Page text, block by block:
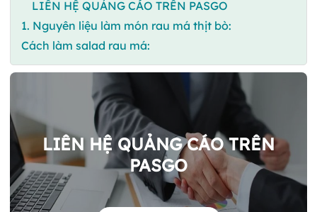
LIÊN HỆ QUẢNG CÁO TRÊN PASGO
1. Nguyên liệu làm món rau má thịt bò:
Cách làm salad rau má:
LIÊN HỆ QUẢNG CÁO TRÊN
PASGO